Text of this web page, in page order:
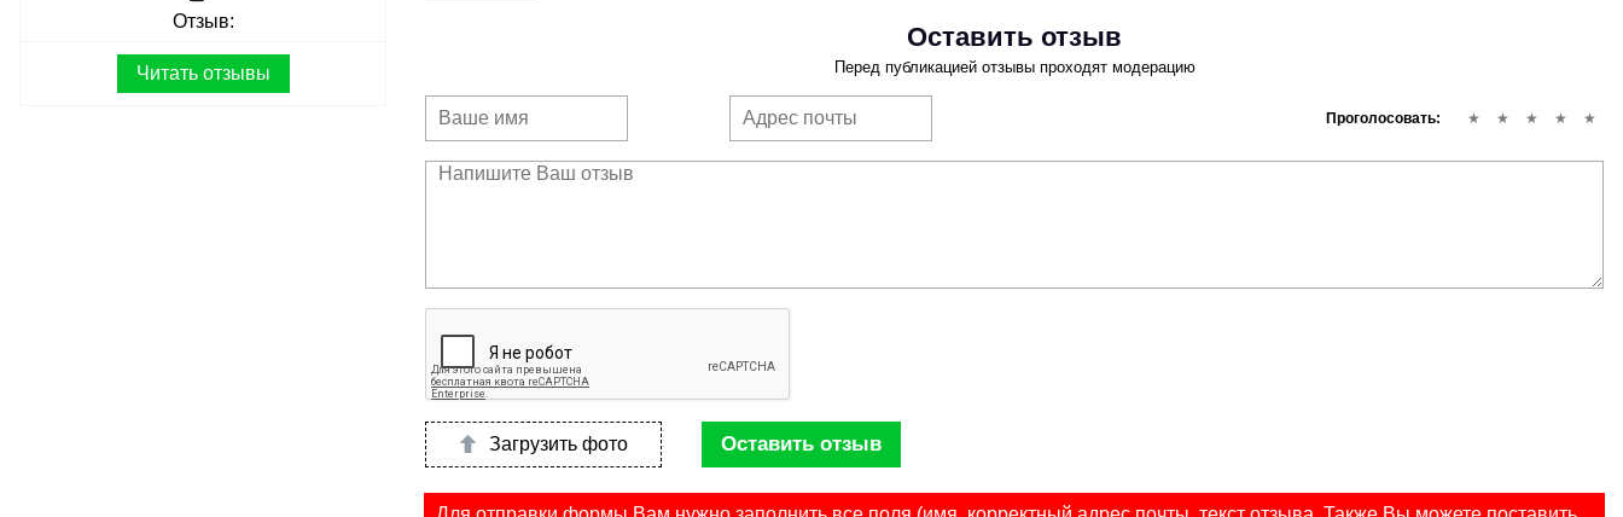
Отзыв:
Читать отзывы
Оставить отзыв
Перед публикацией отзывы проходят модерацию
Проголосовать:
Загрузить фото Оставить отзыв